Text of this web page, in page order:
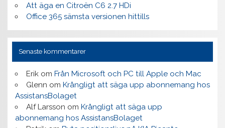
Att äga en Citroën C6 2.7 HDi
Office 365 sämsta versionen hittills
Senaste kommentarer
Erikom Från Microsoft och PC till Apple och Mac
Glenn om Krångligt att säga upp abonnemang hos
AssistansBolaget
Alf Larsson om Krångligt att säga upp
abonnemang hos AssistansBolaget